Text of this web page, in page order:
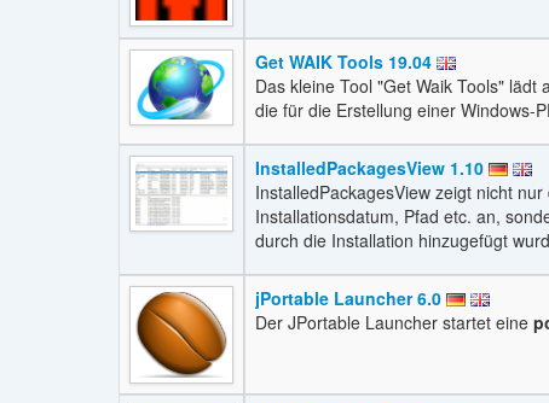
Get WAIK Tools 19.04
Das kleine Tool "Get Waik Tools" lädt
die für die Erstellung einer Windows-
InstalledPackagesView 1.10
InstalledPackagesView zeigt nicht
Installationsdatum, Pfad etc. an,
durch die Installation hinzugefügt
jPortable Launcher 6.0
Der JPortable Launcher startet eine